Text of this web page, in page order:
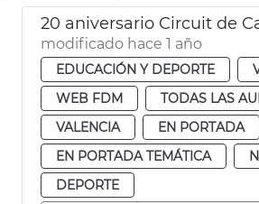
modificado hace 1 año
EDUCACIÓN Y DEPORTE
WEB FDM
TODAS LAS
VALENCIA
EN PORTADA
EN PORTADA TEMÁTICA
DEPORTE